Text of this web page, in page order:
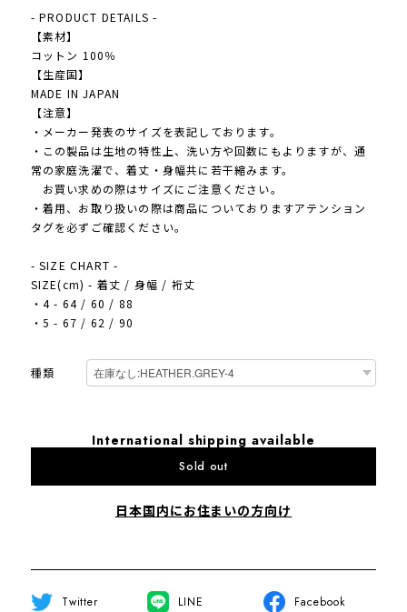
- PRODUCT DETAILS -
【素材】
コットン 100％
【生産国】
MADE IN JAPAN
【注意】
・メーカー発表のサイズを表記しております。
・この製品は生地の特性上、洗い方や回数にもよりますが、通
常の家庭洗濯で、着丈・身幅共に若干縮みます。
お買い求めの際はサイズにご注意ください。
・着用、お取り扱いの際は商品についておりますアテンション
タグを必ずご確認ください。
- SIZE CHART -
SIZE(cm) - 着丈 / 身幅 / 裄丈
・4 - 64 / 60 / 88
・5 - 67 / 62 / 90
種類
International shipping available
Sold out
日本国内にお住まいの方向け
Twitter LINE Facebook